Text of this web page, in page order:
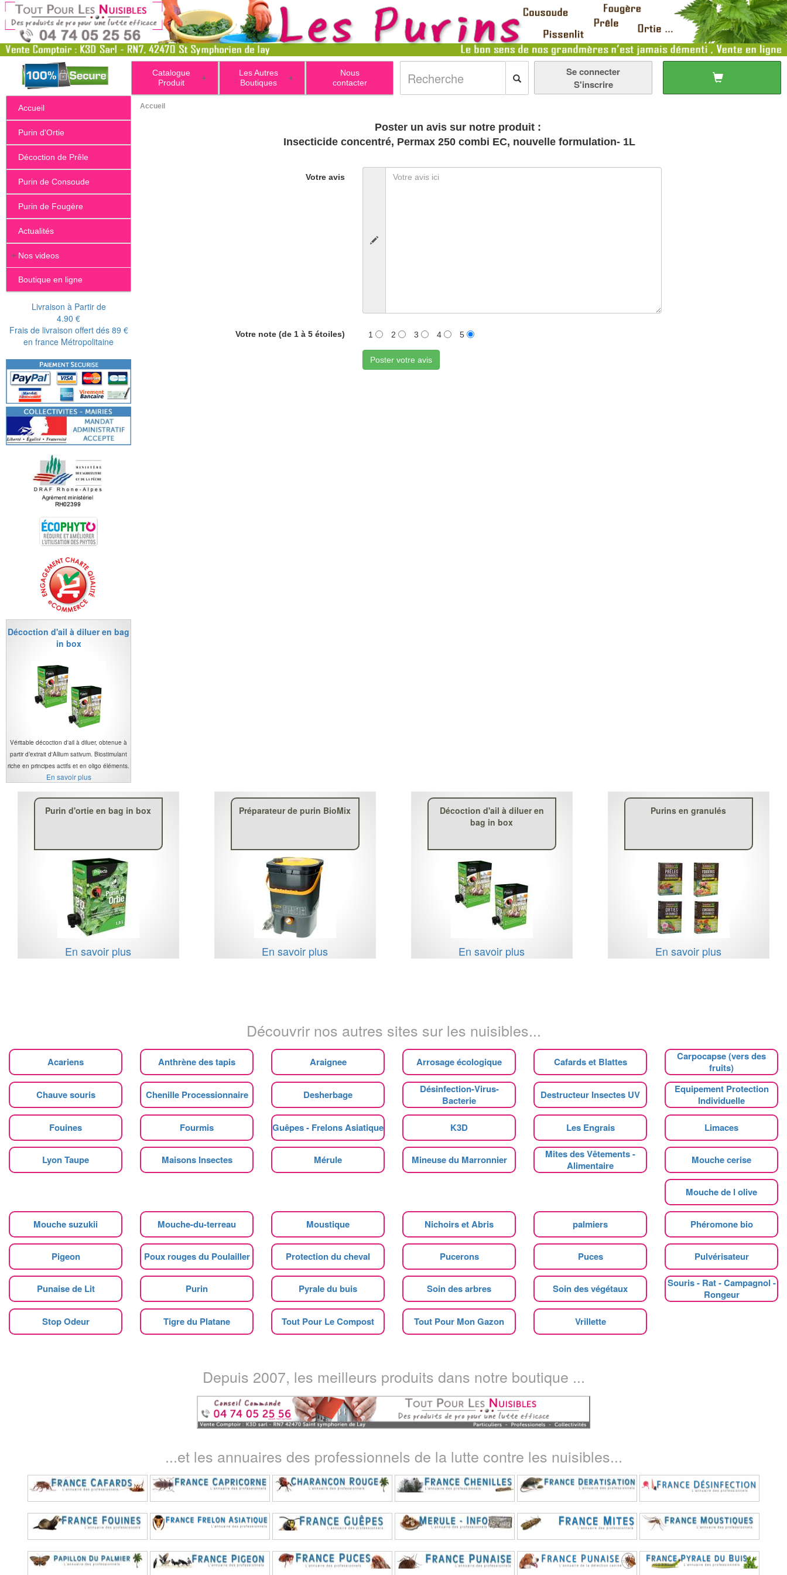
+
Catalogue
Produit
+
Les Autres
Boutiques
Nous
contacter
Se connecter
S'inscrire
Accueil
Purin d'Ortie
Décoction de Prêle
Purin de Consoude
Purin de Fougère
Actualités
+ Nos videos
Boutique en ligne
Livraison à Partir de
4.90 €
Frais de livraison offert dés 89 €
en france Métropolitaine
Décoction d'ail à diluer en bag
in box
Véritable décoction d'ail à diluer, obtenue à
partir d’extrait d'Allium sativum. Biostimulant
riche en principes actifs et en oligo éléments.
En savoir plus
Accueil
Poster un avis sur notre produit :
Insecticide concentré, Permax 250 combi EC, nouvelle formulation- 1L
Votre avis
Votre note (de 1 à 5 étoiles) 1 2 3 4 5
Poster votre avis
Purin d'ortie en bag in box
En savoir plus
Préparateur de purin BioMix
En savoir plus
Décoction d'ail à diluer en
bag in box
En savoir plus
Purins en granulés
En savoir plus
Découvrir nos autres sites sur les nuisibles...
Acariens Anthrène des tapis Araignee Arrosage écologique Cafards et Blattes
Carpocapse (vers des
fruits)
Chauve souris Chenille Processionnaire Desherbage
Désinfection-Virus-
Bacterie
Destructeur Insectes UV
Equipement Protection
Individuelle
Fouines Fourmis Guêpes - Frelons Asiatique K3D Les Engrais Limaces
Lyon Taupe Maisons Insectes Mérule Mineuse du Marronnier
Mites des Vêtements -
Alimentaire
Mouche cerise
Mouche de l olive
Mouche suzukii Mouche-du-terreau Moustique Nichoirs et Abris palmiers Phéromone bio
Pigeon Poux rouges du Poulailler Protection du cheval Pucerons Puces Pulvérisateur
Punaise de Lit Purin Pyrale du buis Soin des arbres Soin des végétaux
Souris - Rat - Campagnol -
Rongeur
Stop Odeur Tigre du Platane Tout Pour Le Compost Tout Pour Mon Gazon Vrillette
Depuis 2007, les meilleurs produits dans notre boutique ...
...et les annuaires des professionnels de la lutte contre les nuisibles...